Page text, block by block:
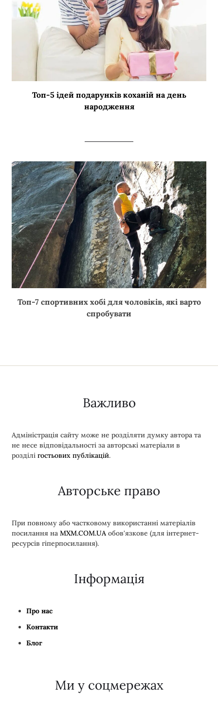
Топ-5 ідей подарунків коханій на день
народження
Топ-7 спортивних хобі для чоловіків, які варто
спробувати
Важливо
Адміністрація сайту може не розділяти думку автора та
не несе відповідальності за авторські матеріали в
розділі гостьових публікацій.
Авторське право
При повному або частковому використанні матеріалів
посилання на MXM.COM.UA обов'язкове (для інтернет-
ресурсів гіперпосилання).
Інформація
Про нас
Контакти
Блог
Ми у соцмережах